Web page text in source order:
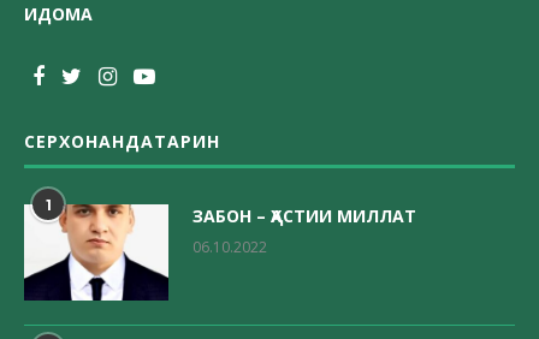
ИДОМА
СЕРХОНАНДАТАРИН
1 ЗАБОН – ҲАСТИИ МИЛЛАТ
06.10.2022